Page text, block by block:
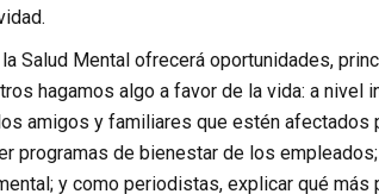
Salud Mental ofrecerá oportunidades,
hagamos algo a favor de la vida: a
amigos y familiares que estén
programas de bienestar de los
y como periodistas, explicar qué más